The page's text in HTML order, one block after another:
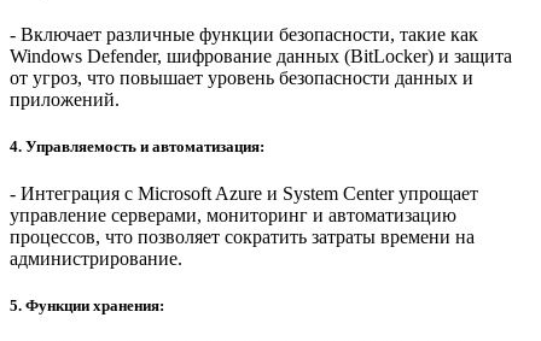
- Включает различные функции безопасности, такие как
Windows Defender, шифрование данных (BitLocker) и защита
от угроз, что повышает уровень безопасности данных и
приложений.
4. Управляемость и автоматизация:
- Интеграция с Microsoft Azure и System Center упрощает
управление серверами, мониторинг и автоматизацию
процессов, что позволяет сократить затраты времени на
администрирование.
5. Функции хранения: